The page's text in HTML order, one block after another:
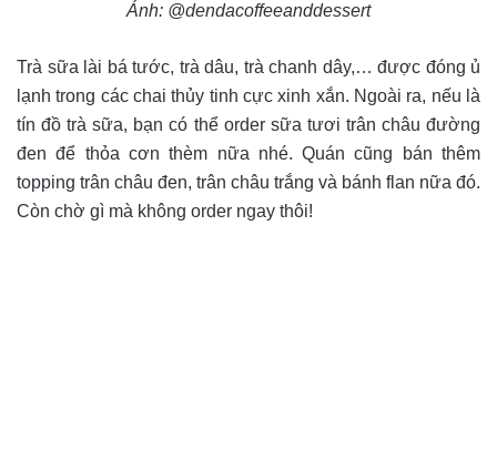
Ảnh: @dendacoffeeanddessert
Trà sữa lài bá tước, trà dâu, trà chanh dây,… được đóng ủ
lạnh trong các chai thủy tinh cực xinh xắn. Ngoài ra, nếu là
tín đồ trà sữa, bạn có thể order sữa tươi trân châu đường
đen để thỏa cơn thèm nữa nhé. Quán cũng bán thêm
topping trân châu đen, trân châu trắng và bánh flan nữa đó.
Còn chờ gì mà không order ngay thôi!